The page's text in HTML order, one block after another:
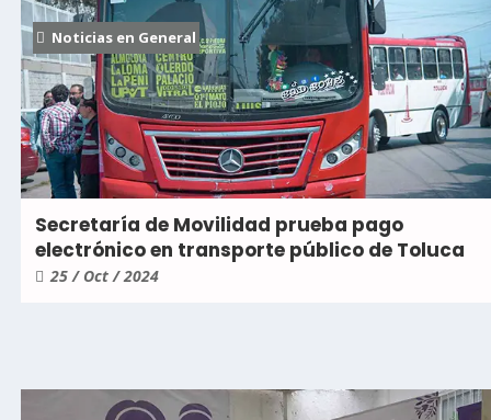
Noticias en General
Secretaría de Movilidad prueba pago
electrónico en transporte público de Toluca
25 / Oct / 2024